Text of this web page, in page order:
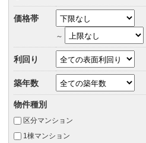
価格帯
～
利回り
築年数
物件種別
区分マンション
1棟マンション